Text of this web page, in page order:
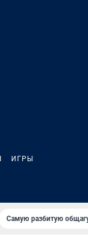
ИГРЫ
Самую разбитую